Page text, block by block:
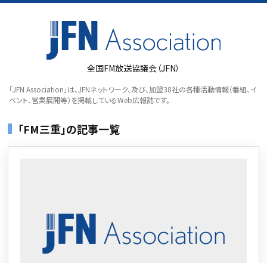
全国FM放送協議会（JFN）
「JFN Association」は、JFNネットワーク、及び、加盟38社の各種活動情報（番組、イ
ベント、営業展開等）を掲載しているWeb広報誌です。
「FM三重」の記事一覧